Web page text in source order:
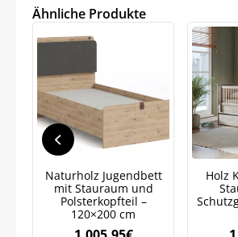
Ähnliche Produkte
Naturholz Jugendbett
mit Stauraum und
Polsterkopfteil –
120×200 cm
Holz